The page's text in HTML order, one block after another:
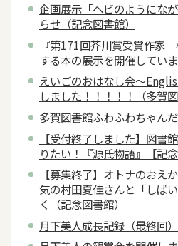
企画展示「ヘビのようにな
らせ（記念図書館）
『第171回芥川賞受賞作家
する本の展示を開催していま
えいごのおはなし会～
しました！！！！！（多賀図
多賀図書館ふわふわちゃん
【受付終了しました】図書
りたい！『源氏物語』【記念
【募集終了】オトナのおえ
気の村田夏佳さんと「しば
く（記念図書館）
月下美人成長記録（最終回